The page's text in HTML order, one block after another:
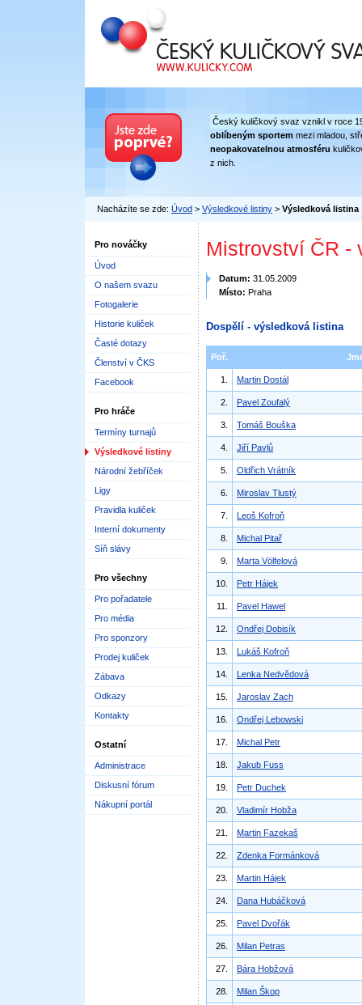
Český kuličkový svaz
Český kuličkový svaz vznikl v roce
oblíbeným sportem mezi mladou,
neopakovatelnou atmosféru
z nich.
Nacházíte se zde: Úvod > Výsledkové listiny > Výsledková listina
Pro nováčky
Úvod
O našem svazu
Fotogalerie
Historie kuliček
Časté dotazy
Členství v ČKS
Facebook
Pro hráče
Termíny turnajů
Výsledkové listiny
Národní žebříček
Ligy
Pravidla kuliček
Interní dokumenty
Síň slávy
Pro všechny
Pro pořadatele
Pro média
Pro sponzory
Prodej kuliček
Zábava
Odkazy
Kontakty
Ostatní
Administrace
Diskusní fórum
Nákupní portál
Mistrovství ČR -
Datum: 31.05.2009
Místo: Praha
Dospělí - výsledková listina
Poř.
1. Martin Dostál
2. Pavel Zoufalý
3. Tomáš Bouška
4. Jiří Pavlů
5. Oldřich Vrátník
6. Miroslav Tlustý
7. Leoš Kofroň
8. Michal Pitař
9. Marta Völfelová
10. Petr Hájek
11. Pavel Hawel
12. Ondřej Dobisík
13. Lukáš Kofroň
14. Lenka Nedvědová
15. Jaroslav Zach
16. Ondřej Lebowski
17. Michal Petr
18. Jakub Fuss
19. Petr Duchek
20. Vladimír Hobža
21. Martin Fazekaš
22. Zdenka Formánková
23. Martin Hájek
24. Dana Hubáčková
25. Pavel Dvořák
26. Milan Petras
27. Bára Hobžová
28. Milan Škop